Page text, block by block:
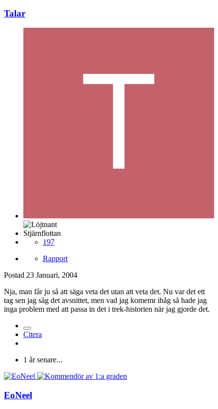
Talar
Stjärnflottan
197
Rapport
Postad 23 Januari, 2004
Nja, man får ju så att säga veta det utan att veta det. Nu var det ett
tag sen jag såg det avsnittet, men vad jag komemr ihåg så hade jag
inga problem med att passa in det i trek-historien när jag gjorde det.
Citera
1 år senare...
EoNeel